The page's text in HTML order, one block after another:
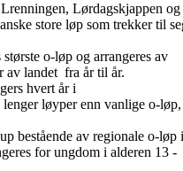
Lørdagskjappen og
store løp som trekker til
o-løp og arrangeres av
av landet fra år til år.
hvert år i
løyper enn vanlige o-løp,
bestående av regionale o-løp i
for ungdom i alderen 13 -